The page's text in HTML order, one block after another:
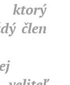
ktorý
člen